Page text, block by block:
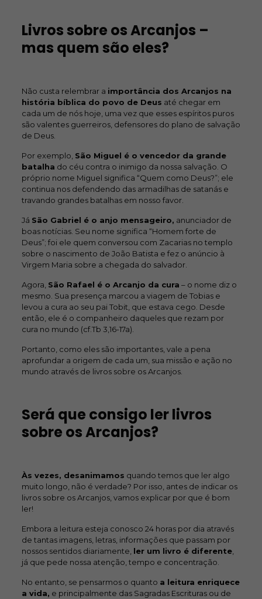
Livros sobre os Arcanjos –
mas quem são eles?
Não custa relembrar a importância dos Arcanjos na
história bíblica do povo de Deus até chegar em
cada um de nós hoje, uma vez que esses espíritos puros
são valentes guerreiros, defensores do plano de salvação
de Deus.
Por exemplo, São Miguel é o vencedor da grande
batalha do céu contra o inimigo da nossa salvação. O
próprio nome Miguel significa “Quem como Deus?”; ele
continua nos defendendo das armadilhas de satanás e
travando grandes batalhas em nosso favor.
Já São Gabriel é o anjo mensageiro, anunciador de
boas notícias. Seu nome significa “Homem forte de
Deus”; foi ele quem conversou com Zacarias no templo
sobre o nascimento de João Batista e fez o anúncio à
Virgem Maria sobre a chegada do salvador.
Agora, São Rafael é o Arcanjo da cura – o nome diz o
mesmo. Sua presença marcou a viagem de Tobias e
levou a cura ao seu pai Tobit, que estava cego. Desde
então, ele é o companheiro daqueles que rezam por
cura no mundo (cf.Tb 3,16-17a).
Portanto, como eles são importantes, vale a pena
aprofundar a origem de cada um, sua missão e ação no
mundo através de livros sobre os Arcanjos.
Será que consigo ler livros
sobre os Arcanjos?
Às vezes, desanimamos quando temos que ler algo
muito longo, não é verdade? Por isso, antes de indicar os
livros sobre os Arcanjos, vamos explicar por que é bom
ler!
Embora a leitura esteja conosco 24 horas por dia através
de tantas imagens, letras, informações que passam por
nossos sentidos diariamente, ler um livro é diferente,
já que pede nossa atenção, tempo e concentração.
No entanto, se pensarmos o quanto a leitura enriquece
a vida, e principalmente das Sagradas Escrituras ou de